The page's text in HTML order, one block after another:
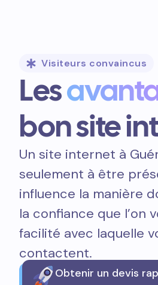
Visiteurs convaincus
Les
bon site
Un site internet à
seulement à être
influence la manière
la confiance que l’on
facilité avec laquelle
contactent.
Obtenir un devis